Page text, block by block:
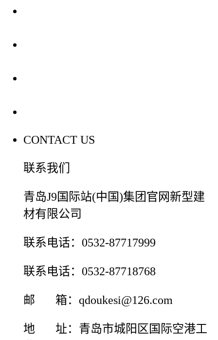
CONTACT US
联系我们
青岛J9国际站(中国)集团官网新型建
材有限公司
联系电话：0532-87717999
联系电话：0532-87718768
邮 箱：qdoukesi@126.com
地 址：青岛市城阳区国际空港工